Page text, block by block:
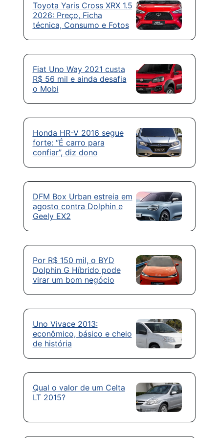
Toyota Yaris Cross XRX 1.5
2026: Preço, Ficha
técnica, Consumo e Fotos
Fiat Uno Way 2021 custa
R$ 56 mil e ainda desafia
o Mobi
Honda HR-V 2016 segue
forte: “É carro para
confiar”, diz dono
DFM Box Urban estreia em
agosto contra Dolphin e
Geely EX2
Por R$ 150 mil, o BYD
Dolphin G Híbrido pode
virar um bom negócio
Uno Vivace 2013:
econômico, básico e cheio
de história
Qual o valor de um Celta
LT 2015?